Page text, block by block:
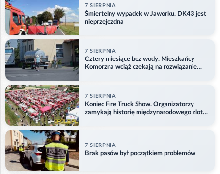
7 SIERPNIA
Śmiertelny wypadek w Jaworku. DK43 jest
nieprzejezdna
7 SIERPNIA
Cztery miesiące bez wody. Mieszkańcy
Komorzna wciąż czekają na rozwiązanie
7 SIERPNIA
Koniec Fire Truck Show. Organizatorzy
zamykają historię międzynarodowego zlotu
7 SIERPNIA
Brak pasów był początkiem problemów